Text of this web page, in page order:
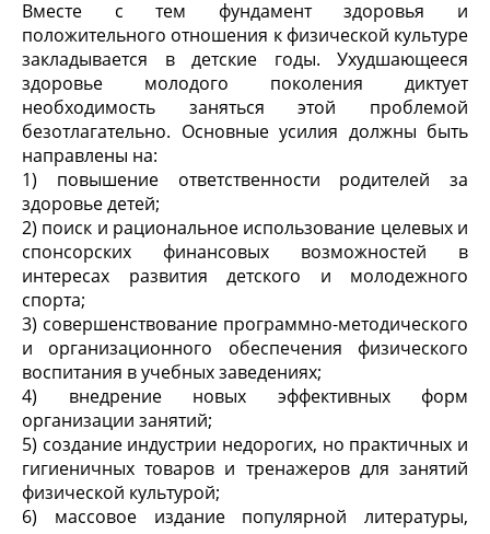
Вместе с тем фундамент здоровья и
положительного отношения к физической культуре
закладывается в детские годы. Ухудшающееся
здоровье молодого поколения диктует
необходимость заняться этой проблемой
безотлагательно. Основные усилия должны быть
направлены на:
1) повышение ответственности родителей за
здоровье детей;
2) поиск и рациональное использование целевых и
спонсорских финансовых возможностей в
интересах развития детского и молодежного
спорта;
3) совершенствование программно-методического
и организационного обеспечения физического
воспитания в учебных заведениях;
4) внедрение новых эффективных форм
организации занятий;
5) создание индустрии недорогих, но практичных и
гигиеничных товаров и тренажеров для занятий
физической культурой;
6) массовое издание популярной литературы,